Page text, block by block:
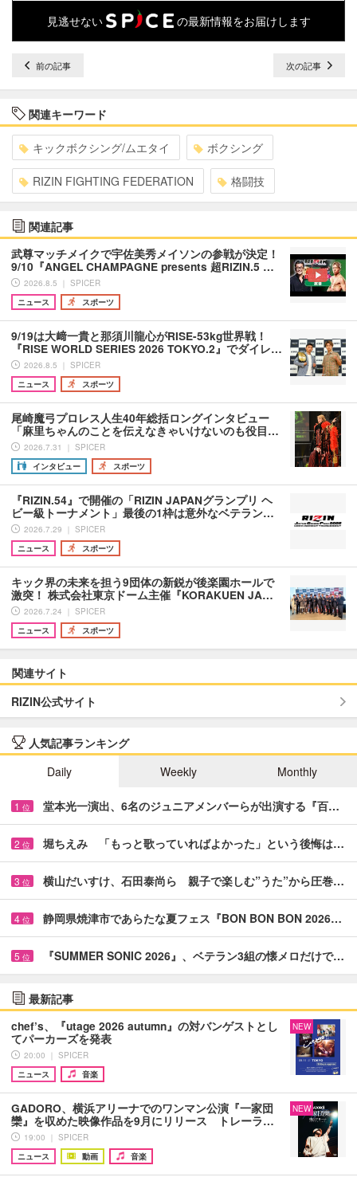
見逃せない の最新情報をお届けします
前の記事 次の記事
関連キーワード
キックボクシング/ムエタイ ボクシング
RIZIN FIGHTING FEDERATION 格闘技
関連記事
武尊マッチメイクで宇佐美秀メイソンの参戦が決定！
9/10『ANGEL CHAMPAGNE presents 超RIZIN.5 …
2026.8.5 ｜ SPICER
ニュース
スポーツ
9/19は大﨑一貴と那須川龍心がRISE-53kg世界戦！
『RISE WORLD SERIES 2026 TOKYO.2』でダイレ…
2026.8.5 ｜ SPICER
ニュース
スポーツ
尾崎魔弓プロレス人生40年総括ロングインタビュー
「麻里ちゃんのことを伝えなきゃいけないのも役目…
2026.7.31 ｜ SPICER
インタビュー
スポーツ
『RIZIN.54』で開催の「RIZIN JAPANグランプリ ヘ
ビー級トーナメント」最後の1枠は意外なベテラン…
2026.7.29 ｜ SPICER
ニュース
スポーツ
キック界の未来を担う9団体の新鋭が後楽園ホールで
激突！ 株式会社東京ドーム主催『KORAKUEN JA…
2026.7.24 ｜ SPICER
ニュース
スポーツ
関連サイト
RIZIN公式サイト
人気記事ランキング
Daily
Weekly Monthly
1 位 堂本光一演出、6名のジュニアメンバーらが出演する『百…
2 位 堀ちえみ 「もっと歌っていればよかった」という後悔は…
3 位 横山だいすけ、石田泰尚ら 親子で楽しむ”うた”から圧巻…
4 位 静岡県焼津市であらたな夏フェス『BON BON BON 2026…
5 位 『SUMMER SONIC 2026』、ベテラン3組の懐メロだけで…
最新記事
chef’s、『utage 2026 autumn』の対バンゲストとし
てパーカーズを発表
20:00 ｜ SPICER
ニュース
音楽
NEW
GADORO、横浜アリーナでのワンマン公演『一家団
欒』を収めた映像作品を9月にリリース トレーラ…
19:00 ｜ SPICER
ニュース
動画 音楽
NEW